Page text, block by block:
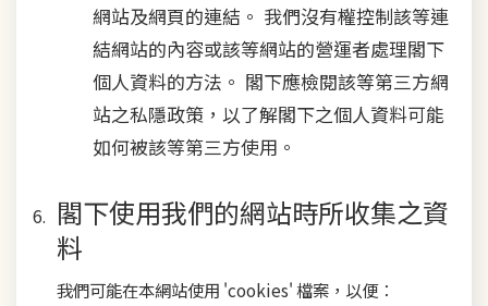
網站及網頁的連結。 我們沒有權控制該等連
結網站的內容或該等網站的營運者處理閣下
個人資料的方法。 閣下應檢閱該等第三方網
站之私隱政策，以了解閣下之個人資料可能
如何被該等第三方使用。
閣下使用我們的網站時所收集之資
料
我們可能在本網站使用 'cookies' 檔案，以便：